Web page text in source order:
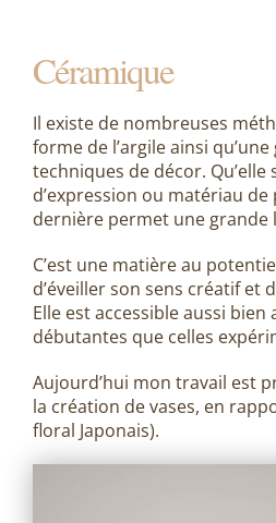
Céramique
Il existe de nombreuses
forme de l’argile ainsi
techniques de décor. Qu’elle
d’expression ou matériau
dernière permet une grande
C’est une matière au
d’éveiller son sens créatif et
Elle est accessible aussi bien
débutantes que celles
Aujourd’hui mon travail est
la création de vases, en
floral Japonais).